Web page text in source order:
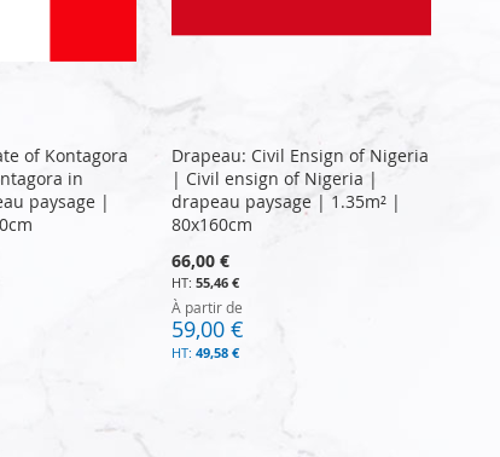
of Kontagora
in
paysage |
Drapeau: Civil Ensign of Nigeria
| Civil ensign of Nigeria |
drapeau paysage | 1.35m² |
80x160cm
66,00 €
55,46 €
À partir de
59,00 €
49,58 €